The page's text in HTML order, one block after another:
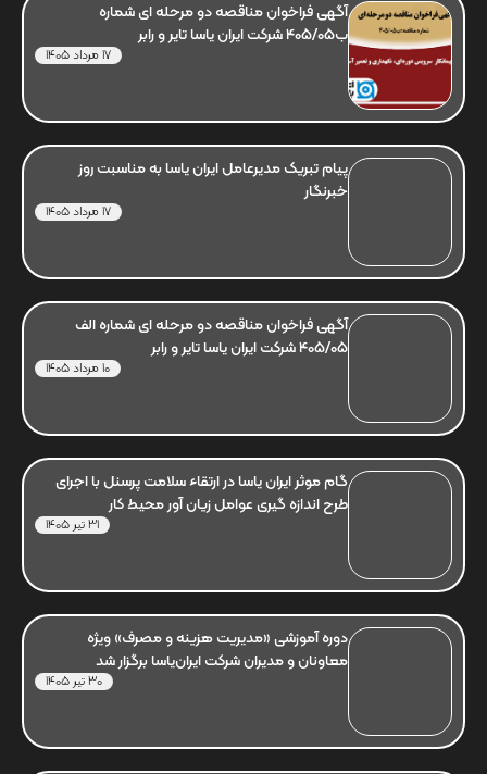
آگهی فراخوان مناقصه دو مرحله ای شماره
ب405/05 شرکت ایران یاسا تایر و رابر
17 مرداد 1405
پیام تبریک مدیرعامل ایران یاسا به مناسبت روز
خبرنگار
17 مرداد 1405
آگهی فراخوان مناقصه دو مرحله ای شماره الف
405/05 شرکت ایران یاسا تایر و رابر
10 مرداد 1405
گام موثر ایران یاسا در ارتقاء سلامت پرسنل با اجرای
طرح اندازه گیری عوامل زیان آور محیط کار
31 تیر 1405
دوره آموزشی «مدیریت هزینه و مصرف» ویژه
معاونان و مدیران شرکت ایران‌یاسا برگزار شد
30 تیر 1405